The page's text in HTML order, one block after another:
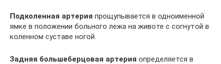
Подколенная артерия прощупывается в одноименной
ямке в положении больного лежа на животе с согнутой в
коленном суставе ногой.
Задняя большеберцовая артерия определяется в